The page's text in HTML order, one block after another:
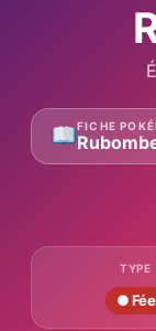
FICHE
TYPE
● Fée